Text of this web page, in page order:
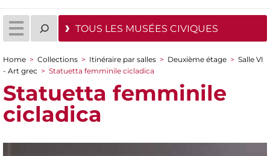
TOUS LES MUSÉES CIVIQUES
You are here
Home > Collections > Itinéraire par salles > Deuxième étage > Salle VI
- Art grec > Statuetta femminile cicladica
Statuetta femminile
cicladica